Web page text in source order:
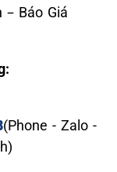
Báo Giá
(Phone - Zalo -